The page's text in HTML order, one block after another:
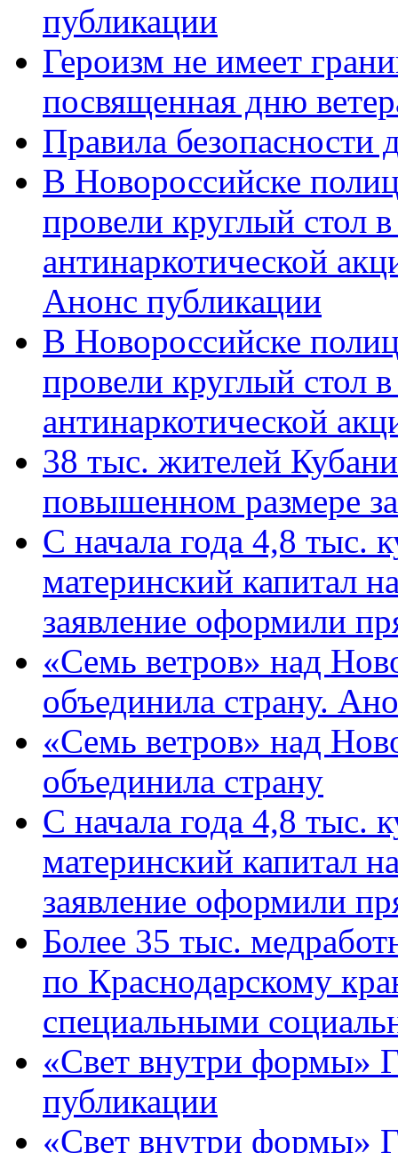
публикации
Героизм не имеет
посвященная дню
Правила безопасности
В Новороссийске
провели круглый стол
антинаркотической
Анонс публикации
В Новороссийске
провели круглый стол
антинаркотической
38 тыс. жителей
повышенном размере
С начала года 4,8 тыс.
материнский капитал
заявление оформили
«Семь ветров» над
объединила страну.
«Семь ветров» над
объединила страну
С начала года 4,8 тыс.
материнский капитал
заявление оформили
Более 35 тыс.
по Краснодарскому
специальными
«Свет внутри формы»
публикации
«Свет внутри формы»